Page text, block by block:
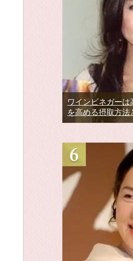
ワインビネガー
を高める摂取方法